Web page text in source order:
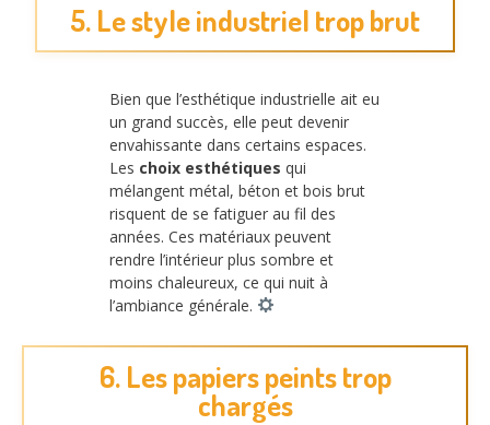
5. Le style industriel trop brut
Bien que l’esthétique industrielle ait eu
un grand succès, elle peut devenir
envahissante dans certains espaces.
Les choix esthétiques qui
mélangent métal, béton et bois brut
risquent de se fatiguer au fil des
années. Ces matériaux peuvent
rendre l’intérieur plus sombre et
moins chaleureux, ce qui nuit à
l’ambiance générale.
6. Les papiers peints trop
chargés